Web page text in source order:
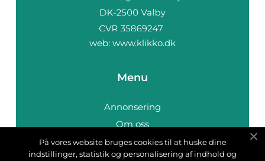
web: www.klikko.dk
Menu
Annonsering
Om oss
Cookies
Kontakta oss
På vores website bruges cookies til at huske dine
indstillinger, statistik og personalisering af indhold og